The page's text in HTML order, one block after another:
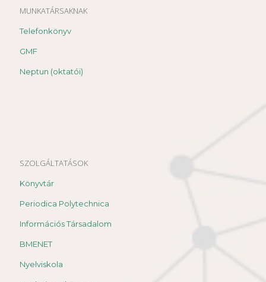
MUNKATÁRSAKNAK
Telefonkönyv
GMF
Neptun (oktatói)
SZOLGÁLTATÁSOK
Könyvtár
Periodica Polytechnica
Információs Társadalom
BMENET
Nyelviskola